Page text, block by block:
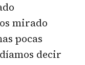
mirado
pocas
decir